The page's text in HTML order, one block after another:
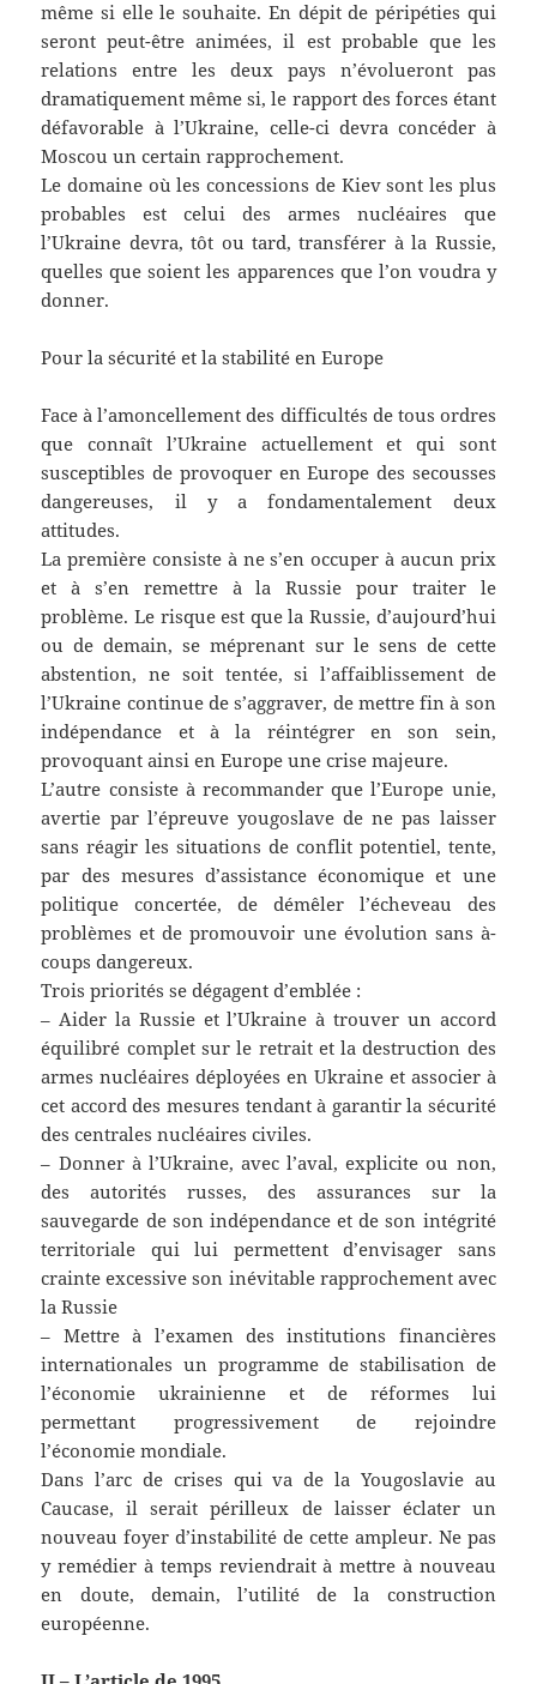
même si elle le souhaite. En dépit de péripéties qui
seront peut-être animées, il est probable que les
relations entre les deux pays n’évolueront pas
dramatiquement même si, le rapport des forces étant
défavorable à l’Ukraine, celle-ci devra concéder à
Moscou un certain rapprochement.
Le domaine où les concessions de Kiev sont les plus
probables est celui des armes nucléaires que
l’Ukraine devra, tôt ou tard, transférer à la Russie,
quelles que soient les apparences que l’on voudra y
donner.
Pour la sécurité et la stabilité en Europe
Face à l’amoncellement des difficultés de tous ordres
que connaît l’Ukraine actuellement et qui sont
susceptibles de provoquer en Europe des secousses
dangereuses, il y a fondamentalement deux
attitudes.
La première consiste à ne s’en occuper à aucun prix
et à s’en remettre à la Russie pour traiter le
problème. Le risque est que la Russie, d’aujourd’hui
ou de demain, se méprenant sur le sens de cette
abstention, ne soit tentée, si l’affaiblissement de
l’Ukraine continue de s’aggraver, de mettre fin à son
indépendance et à la réintégrer en son sein,
provoquant ainsi en Europe une crise majeure.
L’autre consiste à recommander que l’Europe unie,
avertie par l’épreuve yougoslave de ne pas laisser
sans réagir les situations de conflit potentiel, tente,
par des mesures d’assistance économique et une
politique concertée, de démêler l’écheveau des
problèmes et de promouvoir une évolution sans à-
coups dangereux.
Trois priorités se dégagent d’emblée :
– Aider la Russie et l’Ukraine à trouver un accord
équilibré complet sur le retrait et la destruction des
armes nucléaires déployées en Ukraine et associer à
cet accord des mesures tendant à garantir la sécurité
des centrales nucléaires civiles.
– Donner à l’Ukraine, avec l’aval, explicite ou non,
des autorités russes, des assurances sur la
sauvegarde de son indépendance et de son intégrité
territoriale qui lui permettent d’envisager sans
crainte excessive son inévitable rapprochement avec
la Russie
– Mettre à l’examen des institutions financières
internationales un programme de stabilisation de
l’économie ukrainienne et de réformes lui
permettant progressivement de rejoindre
l’économie mondiale.
Dans l’arc de crises qui va de la Yougoslavie au
Caucase, il serait périlleux de laisser éclater un
nouveau foyer d’instabilité de cette ampleur. Ne pas
y remédier à temps reviendrait à mettre à nouveau
en doute, demain, l’utilité de la construction
européenne.